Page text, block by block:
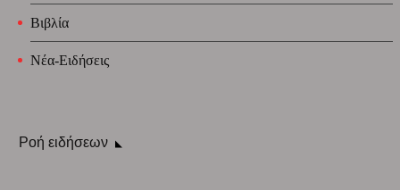
Βιβλία
Νέα-Ειδήσεις
Ροή ειδήσεων